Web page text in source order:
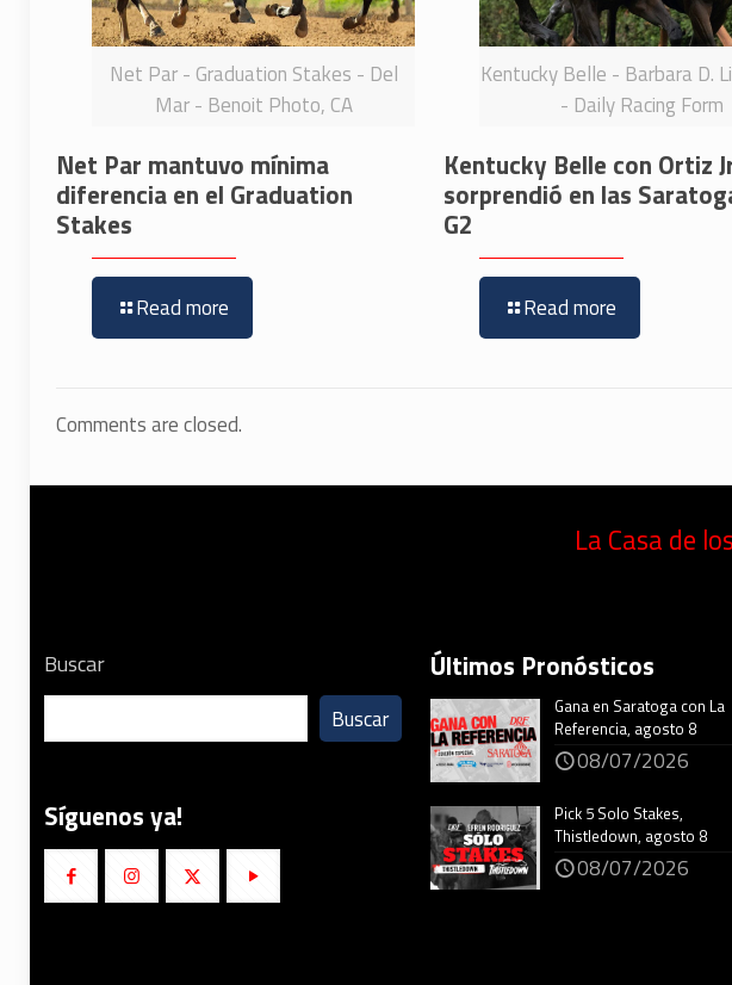
Net Par - Graduation Stakes - Del
Mar - Benoit Photo, CA
Net Par mantuvo mínima
diferencia en el Graduation
Stakes
Read more
Kentucky Belle - Barbara D.
- Daily Racing Form
Kentucky Belle con Ortiz
sorprendió en las
G2
Read more
Comments are closed.
La Casa de
Buscar
Buscar
Síguenos ya!
Últimos Pronósticos
Gana en Saratoga con La
Referencia, agosto 8
08/07/2026
Pick 5 Solo Stakes,
Thistledown, agosto 8
08/07/2026